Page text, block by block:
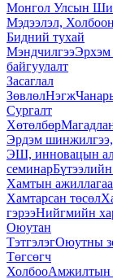
Монгол Улсын
Мэдээлэл,
Бидний тухай
МэндчилгээЭрхэм
байгуулалт
Засаглал
ЗөвлөлНэгж
Сургалт
Хөтөлбөр
Эрдэм
ЭШ, инновацын
семинар
Хамтын ажиллагаа
Хамтарсан төсөл
гэрээНийгмийн
Оюутан
ТэтгэлэгОюутны
Төгсөгч
ХолбооАмжилтын